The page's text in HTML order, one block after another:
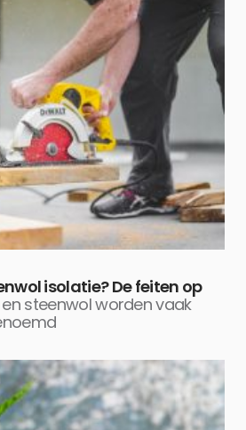
isolatie? De feiten op
steenwol worden vaak